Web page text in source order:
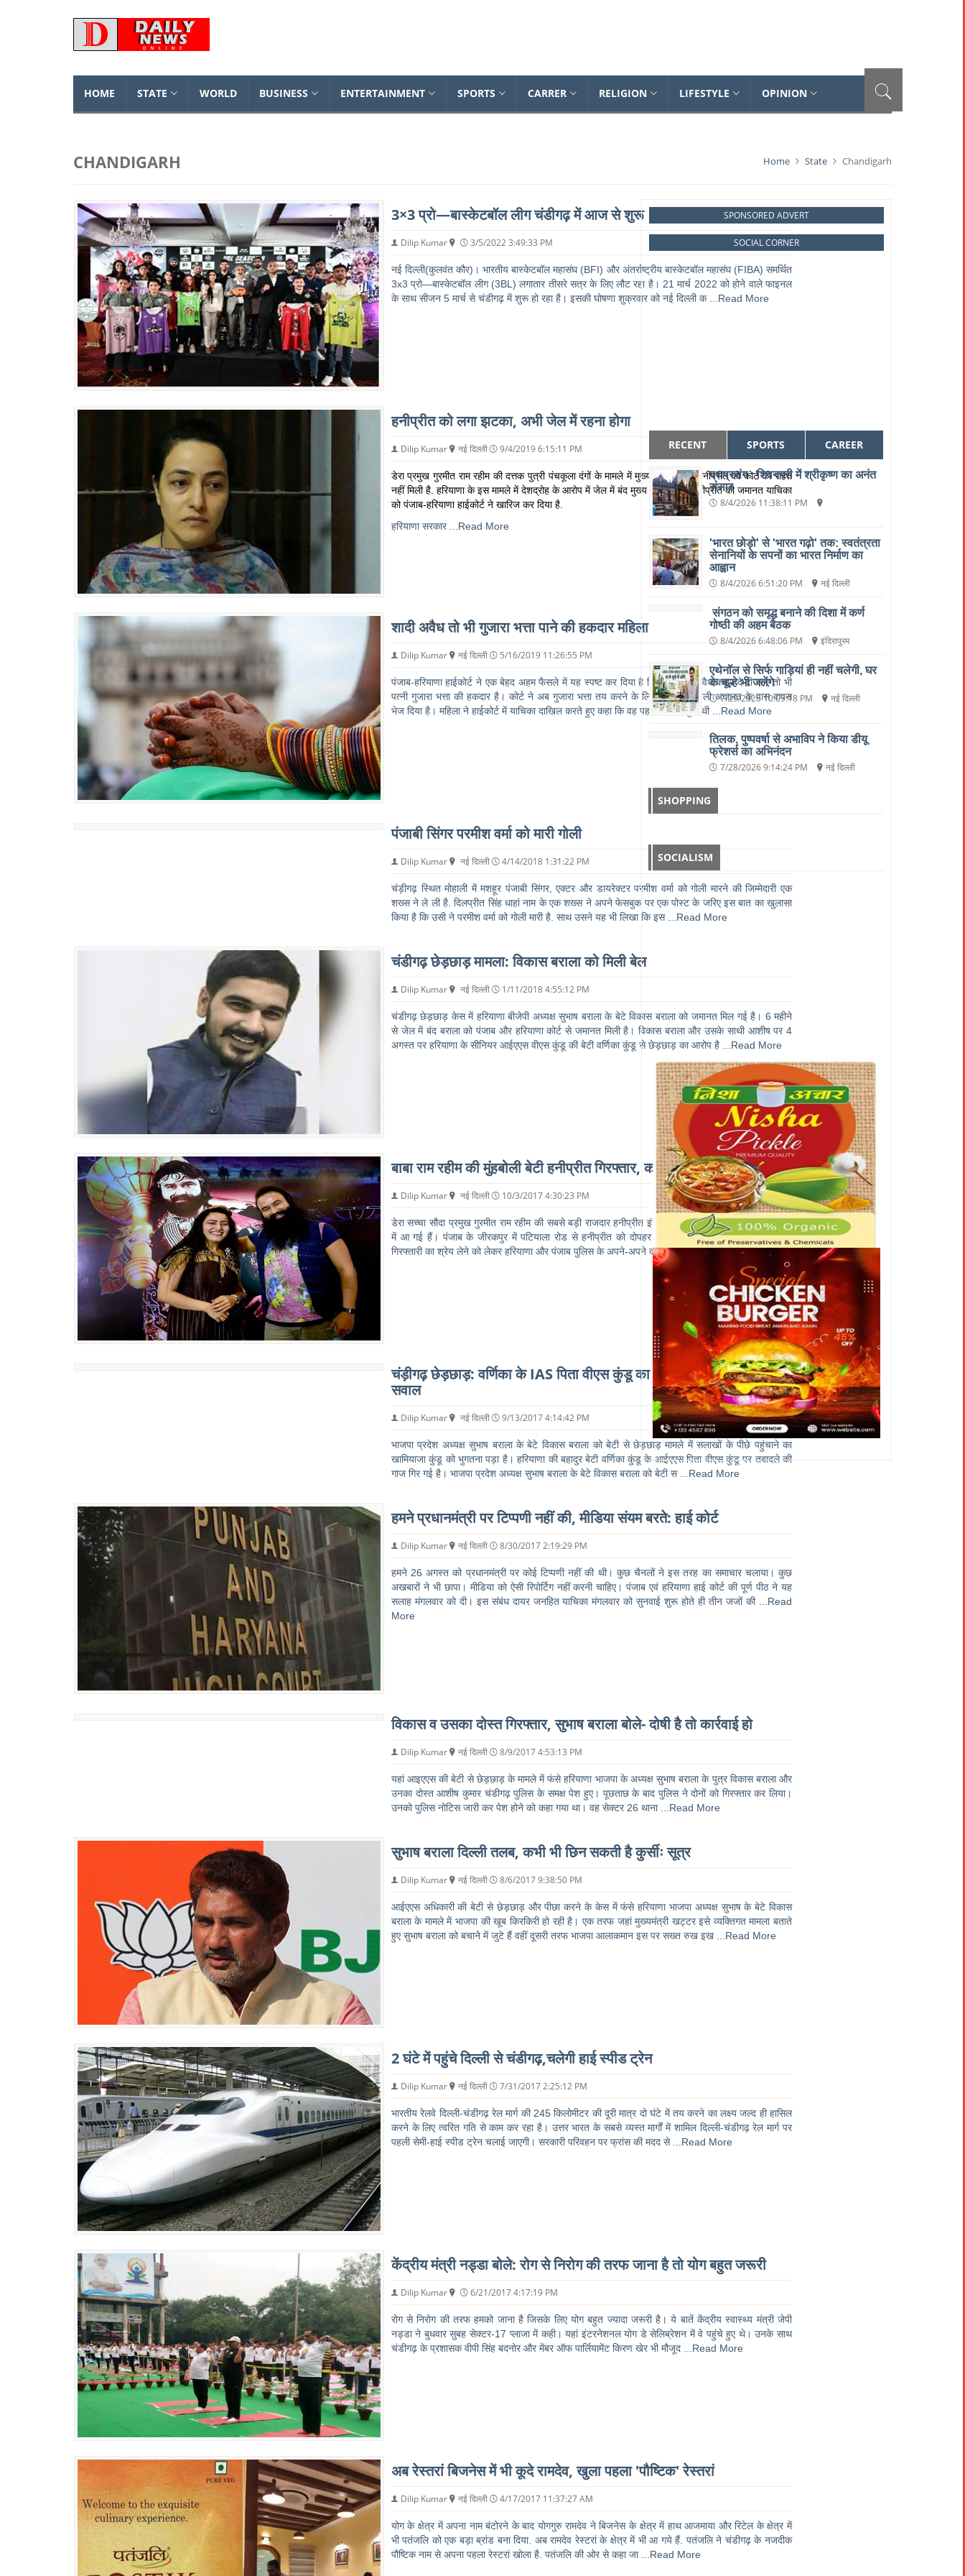
HOME STATE WORLD BUSINESS ENTERTAINMENT SPORTS CARRER RELIGION LIFESTYLE OPINION
CHANDIGARH Home State Chandigarh
3×3 प्रो—बास्केटबॉल लीग चंडीगढ़ में आज से शुरू
Dilip Kumar 3/5/2022 3:49:33 PM
नई दिल्ली(कुलवंत कौर)। भारतीय बास्केटबॉल महासंघ (BFI) और अंतर्राष्ट्रीय बास्केटबॉल महासंघ (FIBA) समर्थित
3x3 प्रो—बास्केटबॉल लीग (3BL) लगातार तीसरे सत्र के लिए लौट रहा है। 21 मार्च 2022 को होने वाले फाइनल
के साथ सीजन 5 मार्च से चंडीगढ़ में शुरू हो रहा है। इसकी घोषणा शुक्रवार को नई दिल्ली क
...Read More
हनीप्रीत को लगा झटका, अभी जेल में रहना होगा
Dilip Kumar नई दिल्ली 9/4/2019 6:15:11 PM
डेरा प्रमुख गुरमीत राम रहीम की दत्तक पुत्री पंचकूला दंगों के मामले में मुख्य साजिशकर्ता हनीप्रीत को कोर्ट को राहत
नहीं मिली है. हरियाणा के इस मामले में देशद्रोह के आरोप में जेल में बंद मुख्य साजिशकर्ता हनीप्रीत की जमानत याचिका
को पंजाब-हरियाणा हाईकोर्ट ने खारिज कर दिया है.
हरियाणा सरकार
...Read More
शादी अवैध तो भी गुजारा भत्ता पाने की हकदार महिला
Dilip Kumar नई दिल्ली 5/16/2019 11:26:55 PM
पंजाब-हरियाणा हाईकोर्ट ने एक बेहद अहम फैसले में यह स्पष्ट कर दिया है कि यदि शादी अवैध करार दे दी जाए तो भी
पत्नी गुजारा भत्ता की हकदार है। कोर्ट ने अब गुजारा भत्ता तय करने के लिए केस को निचली अदालत के पास वापस
भेज दिया है। महिला ने हाईकोर्ट में याचिका दाखिल करते हुए कहा कि वह पहले से शादीशुदा थी
...Read More
पंजाबी सिंगर परमीश वर्मा को मारी गोली
Dilip Kumar नई दिल्ली 4/14/2018 1:31:22 PM
चंड़ीगढ़ स्थित मोहाली में मशहूर पंजाबी सिंगर, एक्‍टर और डायरेक्‍टर परमीश वर्मा को गोली मारने की जिम्मेदारी एक
शख्स ने ले ली है. दिलप्रीत सिंह धाहां नाम के एक शख्स ने अपने फेसबुक पर एक पोस्ट के जरिए इस बात का खुलासा
किया है कि उसी ने परमीश वर्मा को गोली मारी है. साथ उसने यह भी लिखा कि इस
...Read More
चंडीगढ़ छेड़छाड़ मामला: विकास बराला को मिली बेल
Dilip Kumar नई दिल्ली 1/11/2018 4:55:12 PM
चंडीगढ़ छेड़छाड़ केस में हरियाणा बीजेपी अध्यक्ष सुभाष बराला के बेटे विकास बराला को जमानत मिल गई है। 6 महीने
से जेल में बंद बराला को पंजाब और हरियाणा कोर्ट से जमानत मिली है। विकास बराला और उसके साथी आशीष पर 4
अगस्त पर हरियाणा के सीनियर आईएएस वीएस कुंडू की बेटी वर्णिका कुंडू से छेड़छाड़ का आरोप है
...Read More
बाबा राम रहीम की मुंहबोली बेटी हनीप्रीत गिरफ्तार, कल कोर्ट में होगी पेशी
Dilip Kumar नई दिल्ली 10/3/2017 4:30:23 PM
डेरा सच्चा सौदा प्रमुख गुरमीत राम रहीम की सबसे बड़ी राजदार हनीप्रीत इंसां आखिरकार हरियाणा पुलिस के शिकंजे
में आ गई हैं। पंजाब के जीरकपुर में पटियाला रोड से हनीप्रीत को दोपहर तीन बजे गिरफ्तार किया गया। हालांकि
गिरफ्तारी का श्रेय लेने को लेकर हरियाणा और पंजाब पुलिस के अपने-अपने दावे हैं। पंजाब पुल...Read More
चंड़ीगढ़ छेड़छाड़: वर्णिका के IAS पिता वीएस कुंडू का तबादला, कांग्रेस ने उठाए
सवाल
Dilip Kumar नई दिल्ली 9/13/2017 4:14:42 PM
भाजपा प्रदेश अध्यक्ष सुभाष बराला के बेटे विकास बराला को बेटी से छेड़छाड़ मामले में सलाखों के पीछे पहुंचाने का
खामियाजा कुंडू को भुगतना पड़ा है। हरियाणा की बहादुर बेटी वर्णिका कुंडू के आईएएस पिता वीएस कुंडू पर तबादले की
गाज गिर गई है। भाजपा प्रदेश अध्यक्ष सुभाष बराला के बेटे विकास बराला को बेटी स
...Read More
हमने प्रधानमंत्री पर टिप्पणी नहीं की, मीडिया संयम बरते: हाई कोर्ट
Dilip Kumar नई दिल्ली 8/30/2017 2:19:29 PM
हमने 26 अगस्त को प्रधानमंत्री पर कोई टिप्पणी नहीं की थी। कुछ चैनलों ने इस तरह का समाचार चलाया। कुछ
अखबारों ने भी छापा। मीडिया को ऐसी रिपोर्टिग नहीं करनी चाहिए। पंजाब एवं हरियाणा हाई कोर्ट की पूर्ण पीठ ने यह
सलाह मंगलवार को दी। इस संबंध दायर जनहित याचिका मंगलवार को सुनवाई शुरू होते ही तीन जजों की
...Read
More
विकास व उसका दोस्‍त गिरफ्तार, सुभाष बराला बोले- दोषी है तो कार्रवाई हो
Dilip Kumar नई दिल्ली 8/9/2017 4:53:13 PM
यहां आइएएस की बेटी से छेड़छाड़ के मामले में फंसे हरियाणा भाजपा के अध्‍यक्ष सुभाष बराला के पुत्र विकास बराला और
उनका दोस्‍त आशीष कुमार चंडीगढ़ पुलिस के समक्ष पेश हुए। पूछताछ के बाद पुलिस ने दोनों को गिरफ्तार कर लिया।
उनको पुलिस नोटिस जारी कर पेश होने को कहा गया था। वह सेक्‍टर 26 थाना
...Read More
सुभाष बराला दिल्ली तलब, कभी भी छिन सकती है कुर्सीः सूत्र
Dilip Kumar नई दिल्ली 8/6/2017 9:38:50 PM
आईएएस अधिकारी की बेटी से छेड़छाड़ और पीछा करने के केस में फंसे हरियाणा भाजपा अध्यक्ष सुभाष के बेटे विकास
बराला के मामले में भाजपा की खूब किरकिरी हो रही है। एक तरफ जहां मुख्यमंत्री खट्टर इसे व्यक्तिगत मामला बताते
हुए सुभाष बराला को बचाने में जुटे हैं वहीं दूसरी तरफ भाजपा आलाकमान इस पर सख्त रुख इख
...Read More
2 घंटे में पहुंचे दिल्ली से चंडीगढ़,चलेगी हाई स्पीड ट्रेन
Dilip Kumar नई दिल्ली 7/31/2017 2:25:12 PM
भारतीय रेलवे दिल्ली-चंडीगढ़ रेल मार्ग की 245 किलोमीटर की दूरी मात्र दो घंटे में तय करने का लक्ष्य जल्द ही हासिल
करने के लिए त्वरित गति से काम कर रहा है। उत्तर भारत के सबसे व्यस्त मार्गों में शामिल दिल्ली-चंडीगढ़ रेल मार्ग पर
पहली सेमी-हाई स्पीड ट्रेन चलाई जाएगी। सरकारी परिवहन पर फ्रांस की मदद से
...Read More
केंद्रीय मंत्री नड्डा बोले: रोग से निरोग की तरफ जाना है तो योग बहुत जरूरी
Dilip Kumar 6/21/2017 4:17:19 PM
रोग से निरोग की तरफ हमको जाना है जिसके लिए योग बहुत ज्यादा जरूरी है। ये बातें केंद्रीय स्वास्थ्य मंत्री जेपी
नड्डा ने बुधवार सुबह सेक्टर-17 प्लाजा में कही। यहां इंटरनेशनल योग डे सेलिब्रेशन में वे पहुंचे हुए थे। उनके साथ
चंडीगढ़ के प्रशासक वीपी सिंह बदनोर और मेंबर ऑफ पार्लियामेंट किरण खेर भी मौजूद
...Read More
अब रेस्तरां बिजनेस में भी कूदे रामदेव, खुला पहला 'पौष्टिक' रेस्तरां
Dilip Kumar नई दिल्ली 4/17/2017 11:37:27 AM
योग के क्षेत्र में अपना नाम बंटोरने के बाद योगगुरु रामदेव ने बिजनेस के क्षेत्र में हाथ आजमाया और रिटेल के क्षेत्र में
भी पतंजलि को एक बड़ा ब्रांड बना दिया. अब रामदेव रेस्टरां के क्षेत्र में भी आ गये हैं. पतंजलि ने चंडीगढ़ के नजदीक
पौष्टिक नाम से अपना पहला रेस्टरां खोला है. पतंजलि की ओर से कहा जा
...Read More
SPONSORED ADVERT
SOCIAL CORNER
RECENT SPORTS CAREER
पथप्रसंग : शिवनगरी में श्रीकृष्ण का अनंत
संसार
8/4/2026 11:38:11 PM
'भारत छोड़ो' से 'भारत गढ़ो' तक: स्वतंत्रता
सेनानियों के सपनों का भारत निर्माण का
आह्वान
8/4/2026 6:51:20 PM
नई दिल्ली
संगठन को समृद्ध बनाने की दिशा में कर्ण
गोष्ठी की अहम बैठक
8/4/2026 6:48:06 PM
इंदिरापुरम
एथेनॉल से सिर्फ गाड़ियां ही नहीं चलेगी, घर
के चूल्हे भी जलेंगे
7/29/2026 10:09:18 PM
नई दिल्ली
तिलक, पुष्पवर्षा से अभाविप ने किया डीयू
फ्रेशर्स का अभिनंदन
7/28/2026 9:14:24 PM
नई दिल्ली
SHOPPING
SOCIALISM